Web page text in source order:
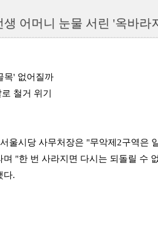
어머니 눈물 서린 '옥바라
목' 없어질까
철거 위기
울시당 사무처장은 "무악제2구역은
"한 번 사라지면 다시는 되돌릴 수
다.